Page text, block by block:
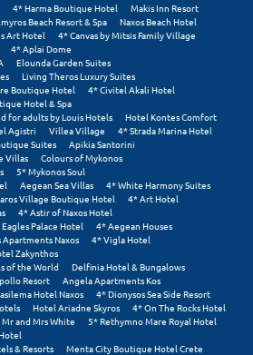
4* Harma Boutique Hotel
Makis Inn Resort
Beach Resort & Spa
Naxos Beach Hotel
Art Hotel
4* Canvas by Mitsis Family Village
4* Aplai Dome
Elounda Garden Suites
Living Theros Luxury Suites
Boutique Hotel
4* Civitel Akali Hotel
Hotel & Spa
for adults by Louis Hotels
Hotel Kontes Comfort
Agistri Villea Village
4* Strada Marina Hotel
Suites
Apikia Santorini
Villas
Colours of Mykonos
5* Mykonos Soul
Aegean Sea Villas
4* White Harmony Suites
Village Boutique Hotel
4* Art Hotel
4* Astir of Naxos Hotel
Palace Hotel
4* Aegean Houses
Naxos
4* Vigla Hotel
Zakynthos
of the World
Delfinia Hotel & Bungalows
Resort
Angela Apartments Kos
Hotel Naxos
4* Dionysos Sea Side Resort
Hotel Ariadne Skyros
4* On The Rocks Hotel
Mr and Mrs White
5* Rethymno Mare Royal Hotel
& Resorts
Menta City Boutique Hotel Crete